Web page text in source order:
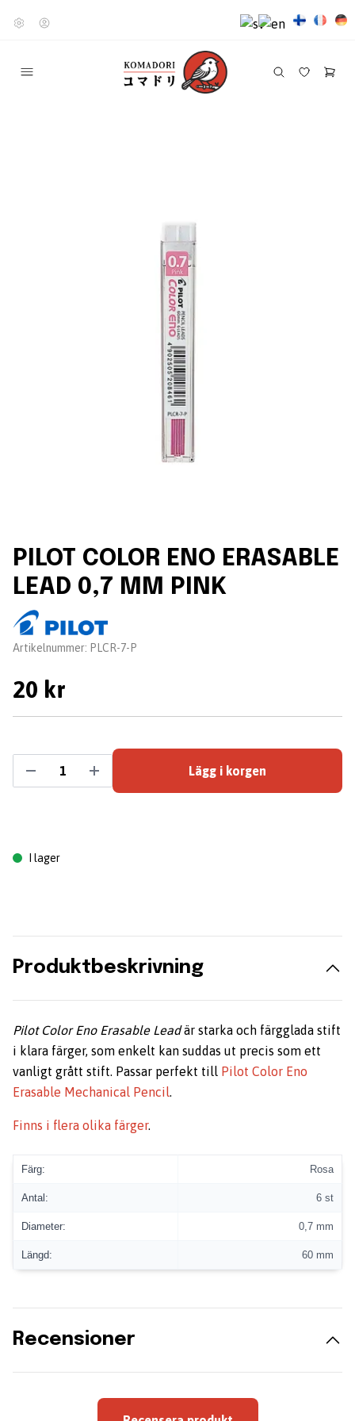
PILOT COLOR ENO ERASABLE
LEAD 0,7 MM PINK
Leverantör:
Artikelnummer: PLCR-7-P
20 kr
Lägg i korgen
I lager
Produktbeskrivning
Pilot Color Eno Erasable Leadär starka och färgglada stift
i klara färger, som enkelt kan suddas ut precis som ett
vanligt grått stift. Passar perfekt till Pilot Color Eno
Erasable Mechanical Pencil.
Finns i flera olika färger.
Färg: Rosa
Antal: 6 st
Diameter: 0,7 mm
Längd: 60 mm
Recensioner